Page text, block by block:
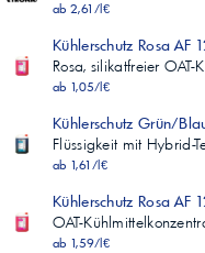
ab 2,61/l€
Kühlerschutz Rosa AF
Rosa, silikatfreier
ab 1,05/l€
Kühlerschutz Grün/
Flüssigkeit mit Hybrid-
ab 1,61/l€
Kühlerschutz Rosa AF
OAT-
ab 1,59/l€